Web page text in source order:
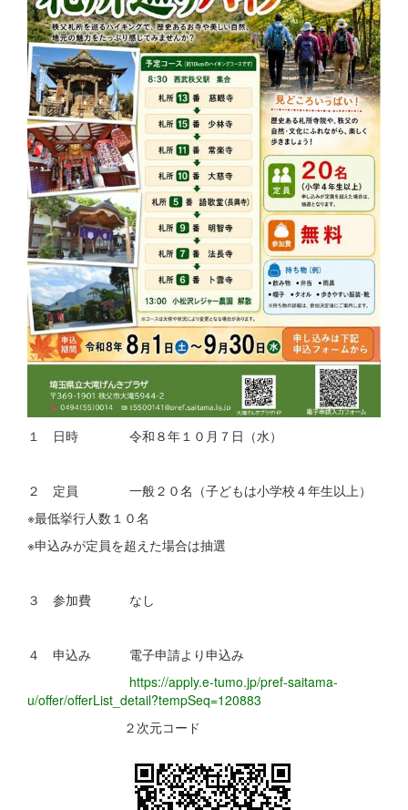
１ 日時 令和８年１０月７日（水）
２ 定員 一般２０名（子どもは小学校４年生以上）
※最低挙行人数１０名
※申込みが定員を超えた場合は抽選
３ 参加費 なし
４ 申込み 電子申請より申込み
https://apply.e-tumo.jp/pref-saitama-
u/offer/offerList_detail?tempSeq=120883
２次元コード